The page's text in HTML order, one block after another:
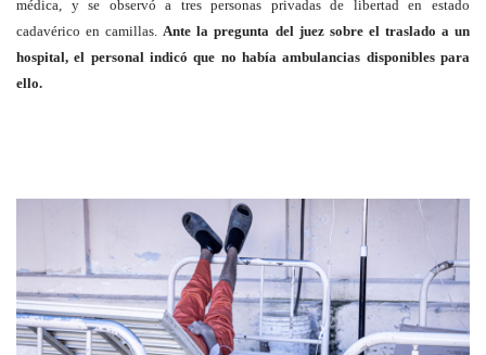
médica, y se observó a tres personas privadas de libertad en estado
cadavérico en camillas.Ante la pregunta del juez sobre el traslado a un
hospital, el personal indicó que no había ambulancias disponibles para
ello.